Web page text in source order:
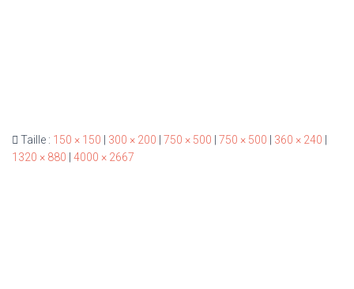
Taille : 150 × 150 300 × 200 750 × 500 750 × 500 360 × 240
1320 × 880
4000 × 2667